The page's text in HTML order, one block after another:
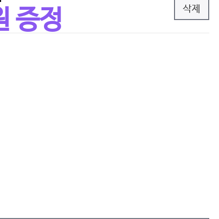
증정
삭제